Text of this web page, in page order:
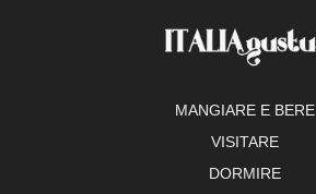
MANGIARE E BERE
VISITARE
DORMIRE